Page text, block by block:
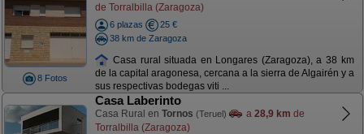
8 Fotos
de Torralbilla (Zaragoza)
6 plazas
25 €
38 km de Zaragoza
Casa rural situada en Longares (Zaragoza), a 38 km
de la capital aragonesa, cercana a la sierra de Algairén y a
sus respectivas bodegas viti ...
Casa Laberinto
Casa Rural en Tornos (Teruel) a 28,9 km de
Torralbilla (Zaragoza)